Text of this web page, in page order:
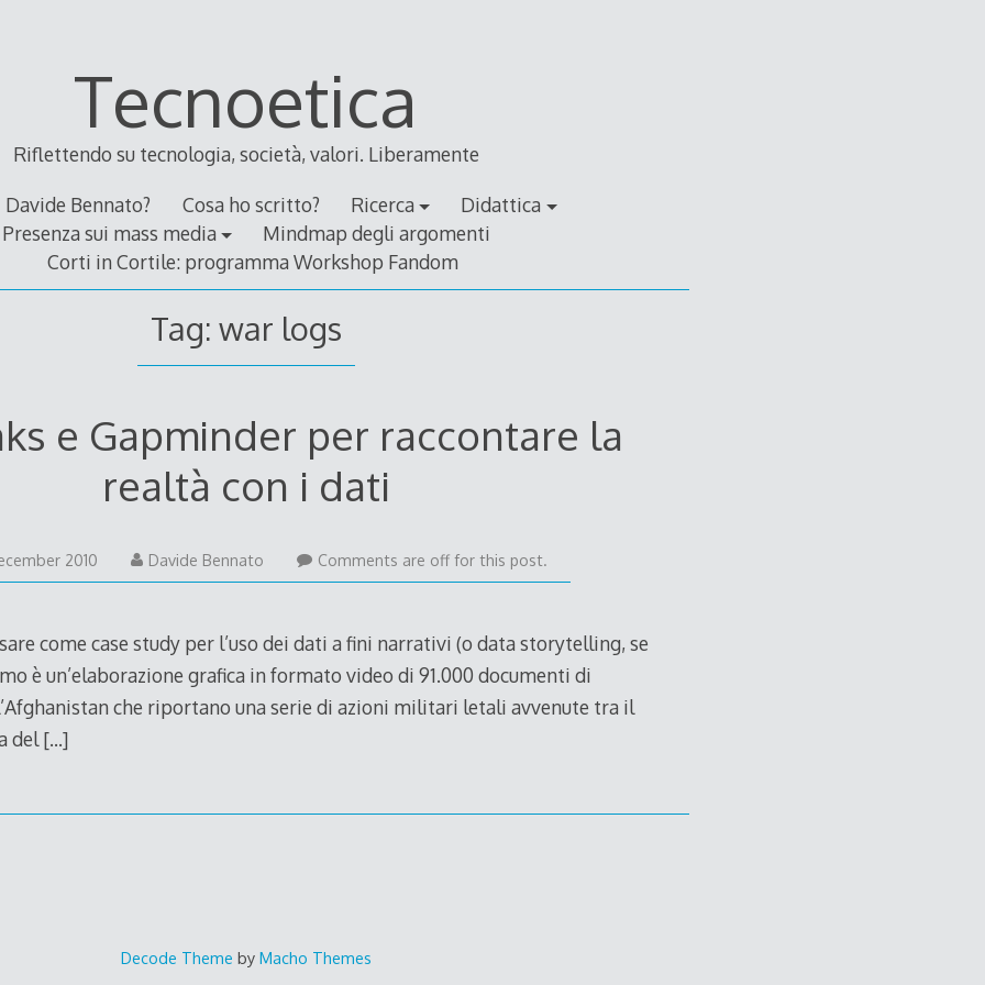
Tecnoetica
Riflettendo su tecnologia, società, valori. Liberamente
Davide Bennato? Cosa ho scritto? Ricerca
Didattica
Presenza sui mass media
Mindmap degli argomenti
Corti in Cortile: programma Workshop Fandom
Tag: war logs
e Gapminder per raccontare la
realtà con i dati
2010
December
Davide Bennato Comments are off for this post.
come case study per l’uso dei dati a fini narrativi (o data storytelling, se
è un’elaborazione grafica in formato video di 91.000 documenti di
che riportano una serie di azioni militari letali avvenute tra il
del[…]
Decode Theme by Macho Themes